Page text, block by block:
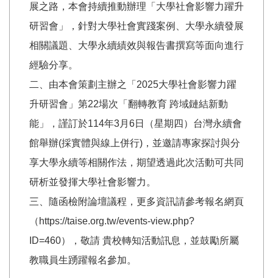
展之路，本會持續推動辦理「大學社會影響力躍升
研習會」，針對大學社會實踐案例、大學永續發展
相關議題、大學永續績效與報告書撰寫等面向進行
經驗分享。
二、由本會策劃主辦之「2025大學社會影響力躍
升研習會」第22場次「翻轉教育 跨域鏈結新動
能」，謹訂於114年3月6日（星期四）台灣永續會
館舉辦(採實體與線上併行)，並邀請專家探討與分
享大學永續等相關作法，期望透過此次活動可共同
研析並發揮大學社會影響力。
三、隨函檢附論壇議程，更多資訊請參考報名網頁
（https://taise.org.tw/events-view.php?
ID=460），敬請 貴校轉知活動訊息，並鼓勵所屬
教職員生踴躍報名參加。